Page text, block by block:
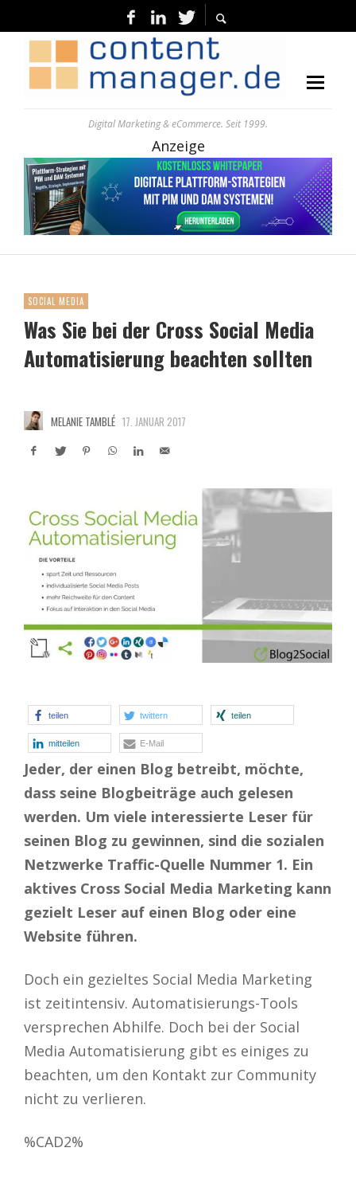
Digital Marketing & eCommerce. Seit 1999.
Anzeige
SOCIAL MEDIA
Was Sie bei der Cross Social Media
Automatisierung beachten sollten
MELANIE TAMBLÉ 17. JANUAR 2017
teilen twittern teilen
mitteilen E-Mail
Jeder, der einen Blog betreibt, möchte,
dass seine Blogbeiträge auch gelesen
werden. Um viele interessierte Leser für
seinen Blog zu gewinnen, sind die sozialen
Netzwerke Traffic-Quelle Nummer 1. Ein
aktives Cross Social Media Marketing kann
gezielt Leser auf einen Blog oder eine
Website führen.
Doch ein gezieltes Social Media Marketing
ist zeitintensiv. Automatisierungs-Tools
versprechen Abhilfe. Doch bei der Social
Media Automatisierung gibt es einiges zu
beachten, um den Kontakt zur Community
nicht zu verlieren.
%CAD2%